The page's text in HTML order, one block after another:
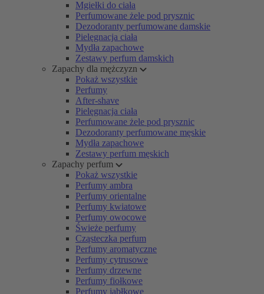
Mgiełki do ciała
Perfumowane żele pod prysznic
Dezodoranty perfumowane damskie
Pielęgnacja ciała
Mydła zapachowe
Zestawy perfum damskich
Zapachy dla mężczyzn
Pokaż wszystkie
Perfumy
After-shave
Pielęgnacja ciała
Perfumowane żele pod prysznic
Dezodoranty perfumowane męskie
Mydła zapachowe
Zestawy perfum męskich
Zapachy perfum
Pokaż wszystkie
Perfumy ambra
Perfumy orientalne
Perfumy kwiatowe
Perfumy owocowe
Świeże perfumy
Cząsteczka perfum
Perfumy aromatyczne
Perfumy cytrusowe
Perfumy drzewne
Perfumy fiołkowe
Perfumy jabłkowe